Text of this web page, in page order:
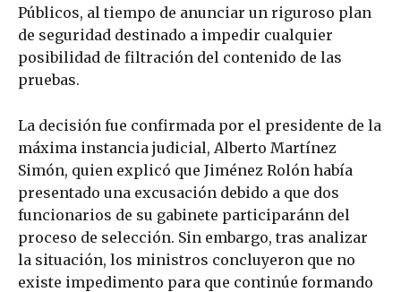
Públicos, al tiempo de anunciar un riguroso plan
de seguridad destinado a impedir cualquier
posibilidad de filtración del contenido de las
pruebas.
La decisión fue confirmada por el presidente de la
máxima instancia judicial, Alberto Martínez
Simón, quien explicó que Jiménez Rolón había
presentado una excusación debido a que dos
funcionarios de su gabinete participaránn del
proceso de selección. Sin embargo, tras analizar
la situación, los ministros concluyeron que no
existe impedimento para que continúe formando